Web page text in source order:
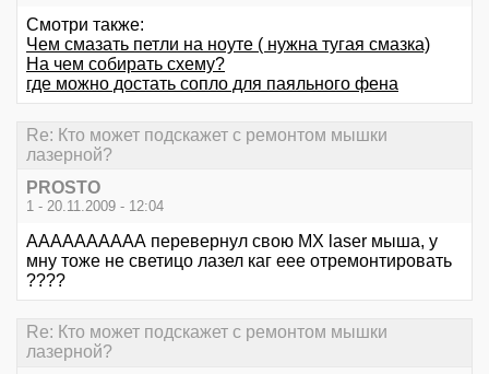
Смотри также:
Чем смазать петли на ноуте ( нужна тугая смазка)
На чем собирать схему?
где можно достать сопло для паяльного фена
Re: Кто может подскажет с ремонтом мышки
лазерной?
PROSTO
1 - 20.11.2009 - 12:04
АААААААААА перевернул свою MX laser мыша, у
мну тоже не светицо лазел каг еее отремонтировать
????
Re: Кто может подскажет с ремонтом мышки
лазерной?